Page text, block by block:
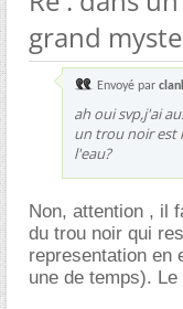
grand
Envoyé par
ah oui svp,j'ai
un trou noir est
l'eau?
Non, attention , il
du trou noir qui
representation en
une de temps).